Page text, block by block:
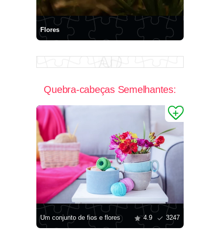
Flores
Quebra-cabeças Semelhantes:
Um conjunto de fios e flores 4.9 3247